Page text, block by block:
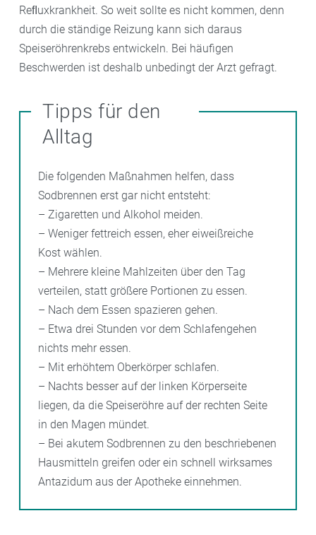
Tabletten unzerteilt mindestens eine halbe Stunde vor
dem Essen genommen werden. Pantoprazol und
Omeprazol werden erst im Darm in ihre aktive Form
überführt und von dort aus ins Blut aufgenommen
Arztbesuch nötig.
Reﬂuxkrankheit. So weit sollte es nicht kommen, denn
durch die ständige Reizung kann sich daraus
Speiseröhrenkrebs entwickeln. Bei häufigen
Beschwerden ist deshalb unbedingt der Arzt gefragt.
Tipps für den
Alltag
Die folgenden Maßnahmen helfen, dass
Sodbrennen erst gar nicht entsteht:
– Zigaretten und Alkohol meiden.
– Weniger fettreich essen, eher eiweißreiche
Kost wählen.
– Mehrere kleine Mahlzeiten über den Tag
verteilen, statt größere Portionen zu essen.
– Nach dem Essen spazieren gehen.
– Etwa drei Stunden vor dem Schlafengehen
nichts mehr essen.
– Mit erhöhtem Oberkörper schlafen.
– Nachts besser auf der linken Körperseite
liegen, da die Speiseröhre auf der rechten Seite
in den Magen mündet.
– Bei akutem Sodbrennen zu den beschriebenen
Hausmitteln greifen oder ein schnell wirksames
Antazidum aus der Apotheke einnehmen.